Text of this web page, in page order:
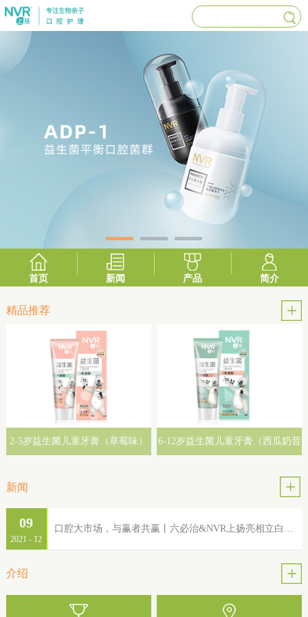
首页 新闻 产品 简介
精品推荐
2-5岁益生菌儿童牙膏（草莓味） 6-12岁益生菌儿童牙膏（西瓜奶昔
新闻
2021 - 12
09
介绍